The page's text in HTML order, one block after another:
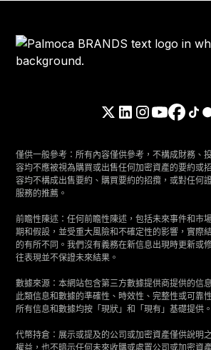
僅供一般參考：所有內容僅供參考，不構成財務、
容均不應被視為購買或出售任何加密資產的要約或
容均不構成出售要約、購買要約的招攬，或對任何
服務的推薦。
前瞻性陳述：任何前瞻性陳述，包括未來事件和市
期和假設，並受重大風險和不確定性的影響，實際
的有所不同。我們沒有義務在新信息出現時更新或
往表現並不保證未來結果。
數據來源：本網站包含第三方數據提供商提供的信
此類信息和數據的準確性、時效性、完整性或可靠
所有信息和數據均按「現狀」和「現有」基礎提供。
代幣持倉：展示或提及的公司或加密資產僅供說明
權益，也不暗示任何未來收購或處置公司或加密資